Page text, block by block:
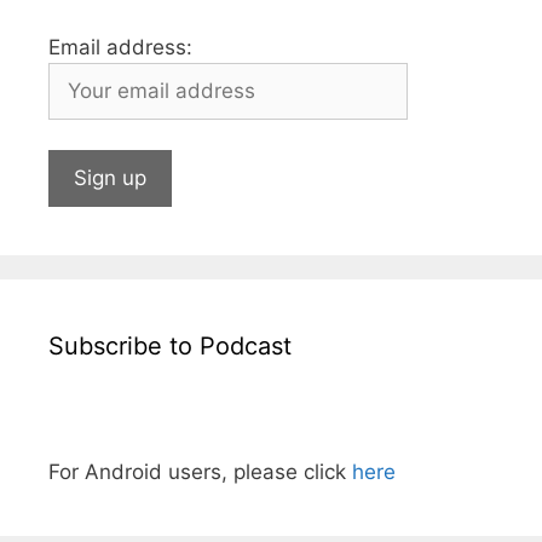
Email address:
Subscribe to Podcast
For Android users, please click here